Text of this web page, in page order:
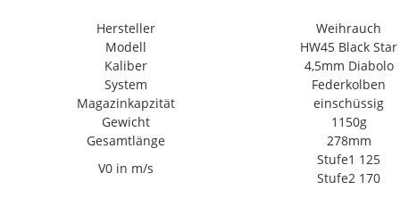
Hersteller
Weihrauch
Modell
HW45 Black Star
Kaliber
4,5mm Diabolo
System
Federkolben
Magazinkapzität
einschüssig
Gewicht
1150g
Gesamtlänge
278mm
V0 in m/s
Stufe1 125
Stufe2 170